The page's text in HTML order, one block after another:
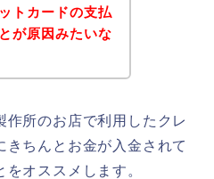
トカードの支払
が原因みたいな
作所のお店で利用したクレ
きちんとお金が入金されて
オススメします。